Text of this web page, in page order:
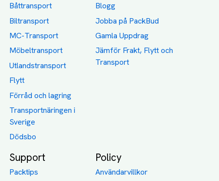
Båttransport
Biltransport
MC-Transport
Möbeltransport
Utlandstransport
Flytt
Förråd och lagring
Transportnäringen i
Sverige
Dödsbo
Blogg
Jobba på PackBud
Gamla Uppdrag
Jämför Frakt, Flytt och
Transport
Support
Packtips
Policy
Användarvillkor